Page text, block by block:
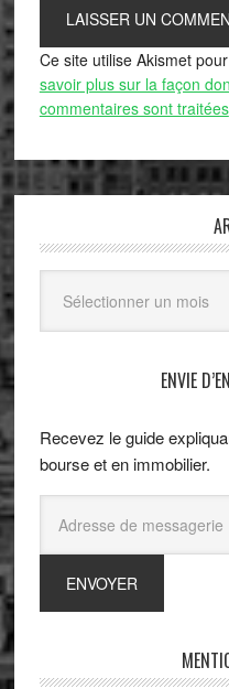
Ce site utilise Akismet
savoir plus sur la façon
commentaires sont traitées
ENVIE
Recevez le guide
bourse et en immobilier.